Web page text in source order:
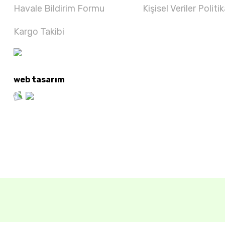
Havale Bildirim Formu
Kargo Takibi
Kişisel Veriler
web tasarım